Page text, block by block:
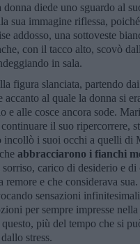
diede uno sguardo al
sua immagine riflessa,
addosso, una sottoveste
con il tacco alto, scovò
in sala.
figura slanciata, partendo
al quale la donna si
alle cosce ancora sode.
il suo ripercorrere,
incollò i suoi occhi a quelli di
abbracciarono i fianchi
carico di desiderio e
remore e che considerava
sensazioni
per sempre impresse
più del tempo che si
stress.